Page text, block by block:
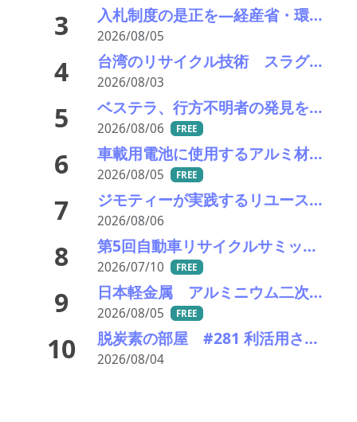
3 入札制度の是正を—経産省・環境省が指定PETボトル資源循環で検討会
2026/08/05
4 台湾のリサイクル技術 スラグのエイジングをどうする
2026/08/03
5 ベステラ、行方不明者の発見を報告
2026/08/06 FREE
6 車載用電池に使用するアルミ材の水平リサイクルを実現―PPES・日本軽金属・冨士発條・PEX
2026/08/05 FREE
7 ジモティーが実践するリユース促進と地域課題解決の指針－社会のインフラへ昇華
2026/08/06
8 第5回自動車リサイクルサミット ～再生材料をいかに使うか、違法業者対策、中古車輸出問題を語ろう～
2026/07/10 FREE
9 日本軽金属 アルミニウム二次合金溶解プロセス排ガスのCO2分離・回収を実証
2026/08/05 FREE
10 脱炭素の部屋 #281 利活用されていない資源の見つけ方
2026/08/04